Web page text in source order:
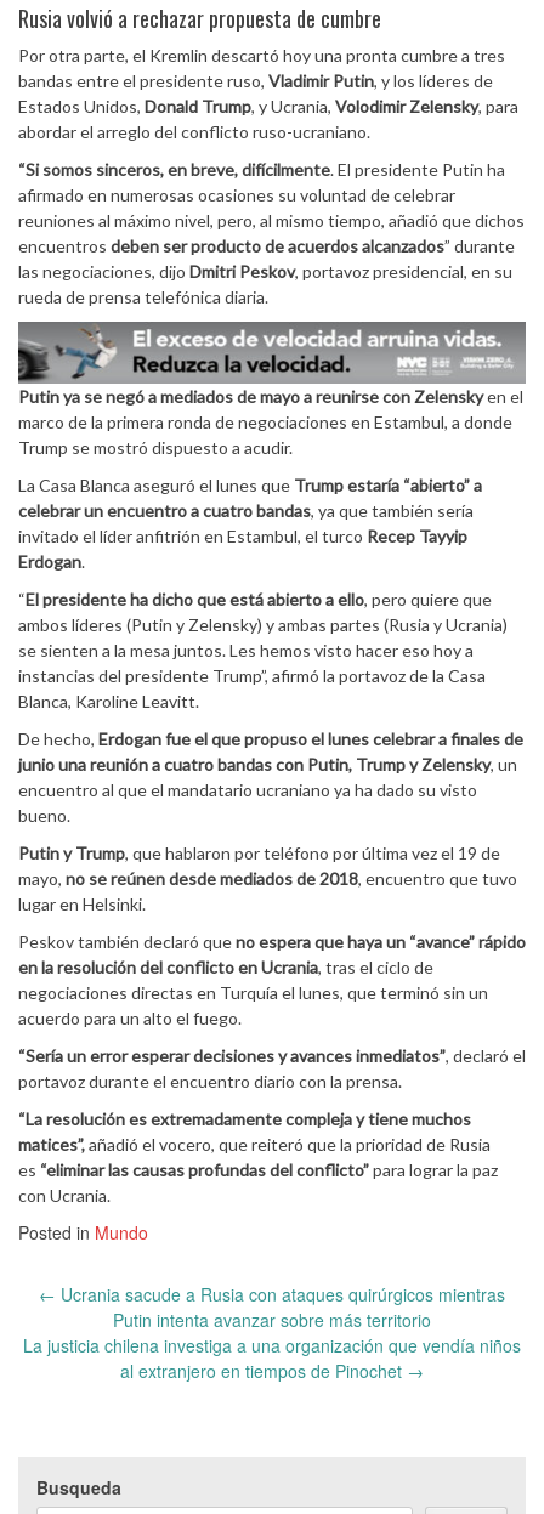
Rusia volvió a rechazar propuesta de cumbre
Por otra parte, el Kremlin descartó hoy una pronta cumbre a tres
bandas entre el presidente ruso, Vladimir Putin, y los líderes de
Estados Unidos, Donald Trump, y Ucrania, Volodimir Zelensky, para
abordar el arreglo del conflicto ruso-ucraniano.
“Si somos sinceros, en breve, difícilmente. El presidente Putin ha
afirmado en numerosas ocasiones su voluntad de celebrar
reuniones al máximo nivel, pero, al mismo tiempo, añadió que dichos
encuentros deben ser producto de acuerdos alcanzados” durante
las negociaciones, dijo Dmitri Peskov, portavoz presidencial, en su
rueda de prensa telefónica diaria.
Putin ya se negó a mediados de mayo a reunirse con Zelenskyen el
marco de la primera ronda de negociaciones en Estambul, a donde
Trump se mostró dispuesto a acudir.
La Casa Blanca aseguró el lunes que Trump estaría “abierto” a
celebrar un encuentro a cuatro bandas, ya que también sería
invitado el líder anfitrión en Estambul, el turco Recep Tayyip
Erdogan.
“El presidente ha dicho que está abierto a ello, pero quiere que
ambos líderes (Putin y Zelensky) y ambas partes (Rusia y Ucrania)
se sienten a la mesa juntos. Les hemos visto hacer eso hoy a
instancias del presidente Trump”, afirmó la portavoz de la Casa
Blanca, Karoline Leavitt.
De hecho, Erdogan fue el que propuso el lunes celebrar a finales de
junio una reunión a cuatro bandas con Putin, Trump y Zelensky, un
encuentro al que el mandatario ucraniano ya ha dado su visto
bueno.
Putin y Trump, que hablaron por teléfono por última vez el 19 de
mayo, no se reúnen desde mediados de 2018, encuentro que tuvo
lugar en Helsinki.
Peskov también declaró queno espera que haya un “avance” rápido
en la resolución del conflicto en Ucrania, tras el ciclo de
negociaciones directas en Turquía el lunes, que terminó sin un
acuerdo para un alto el fuego.
“Sería un error esperar decisiones y avances inmediatos”, declaró el
portavoz durante el encuentro diario con la prensa.
“La resolución es extremadamente compleja y tiene muchos
matices”,añadió el vocero, que reiteró que la prioridad de Rusia
es “eliminar las causas profundas del conflicto”para lograr la paz
con Ucrania.
Posted in Mundo
Post
← Ucrania sacude a Rusia con ataques quirúrgicos mientras
Putin intenta avanzar sobre más territorio
La justicia chilena investiga a una organización que vendía niños
al extranjero en tiempos de Pinochet →
Busqueda